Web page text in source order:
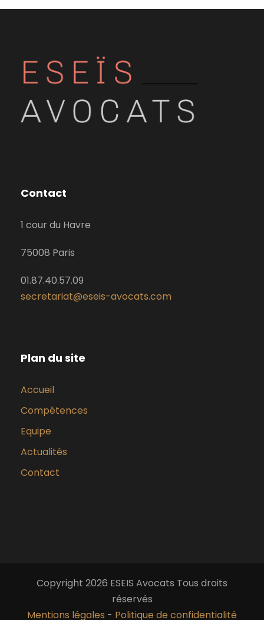
Contact
1 cour du Havre
75008 Paris
01.87.40.57.09
secretariat@eseis-avocats.com
Plan du site
Accueil
Compétences
Equipe
Actualités
Contact
Copyright 2026 ESEIS Avocats Tous droits
réservés
Mentions légales - Politique de confidentialité